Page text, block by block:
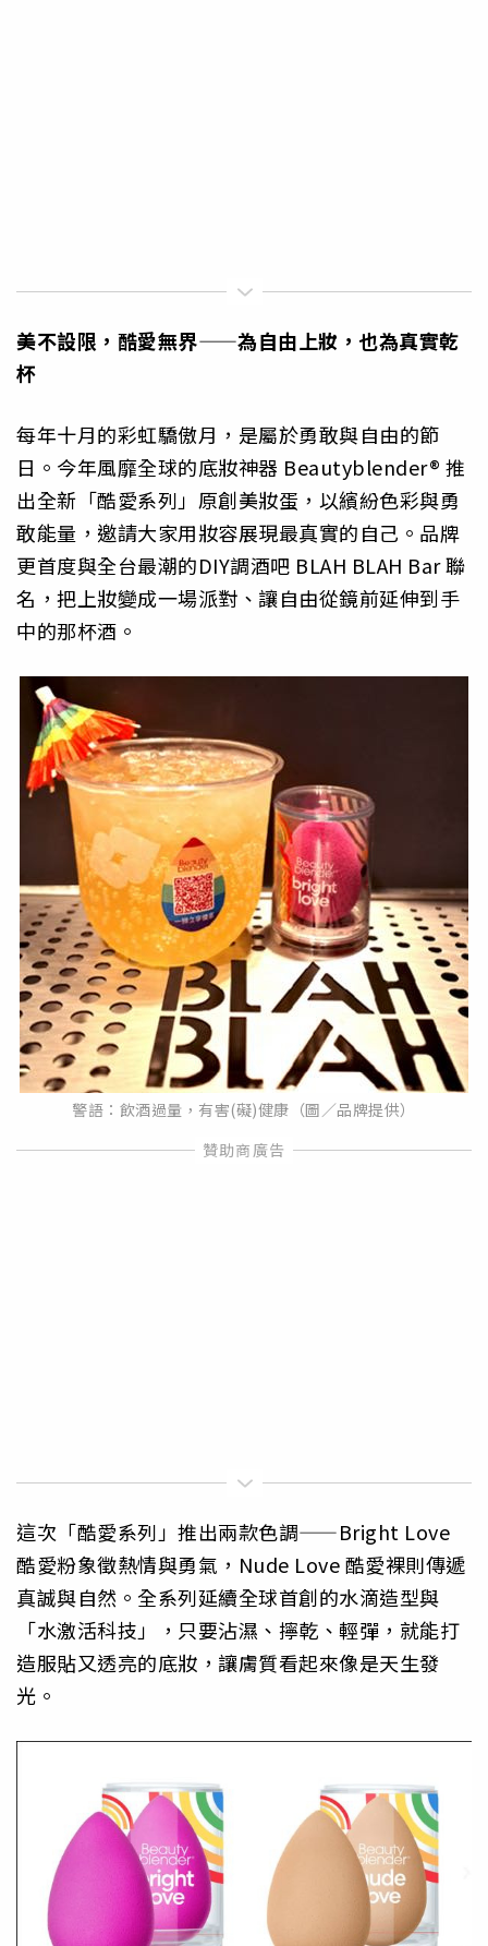
美不設限，酷愛無界——為自由上妝，也為真實乾
杯
每年十月的彩虹驕傲月，是屬於勇敢與自由的節
日。今年風靡全球的底妝神器 Beautyblender® 推
出全新「酷愛系列」原創美妝蛋，以繽紛色彩與勇
敢能量，邀請大家用妝容展現最真實的自己。品牌
更首度與全台最潮的DIY調酒吧 BLAH BLAH Bar 聯
名，把上妝變成一場派對、讓自由從鏡前延伸到手
中的那杯酒。
警語：飲酒過量，有害(礙)健康（圖／品牌提供）
這次「酷愛系列」推出兩款色調——Bright Love
酷愛粉象徵熱情與勇氣，Nude Love 酷愛裸則傳遞
真誠與自然。全系列延續全球首創的水滴造型與
「水激活科技」，只要沾濕、擰乾、輕彈，就能打
造服貼又透亮的底妝，讓膚質看起來像是天生發
光。